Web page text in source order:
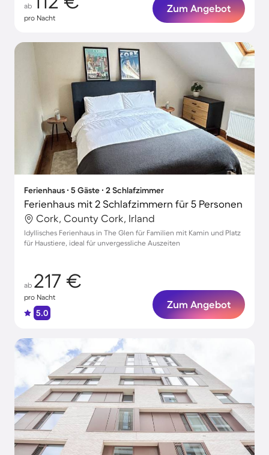
ab
pro Nacht
Zum Angebot
Ferienhaus ∙ 5 Gäste ∙ 2 Schlafzimmer
Ferienhaus mit 2 Schlafzimmern für 5 Personen
Cork, County Cork, Irland
Idyllisches Ferienhaus in The Glen für Familien mit Kamin und Platz
für Haustiere, ideal für unvergessliche Auszeiten
ab 217 €
pro Nacht
5.0
Zum Angebot